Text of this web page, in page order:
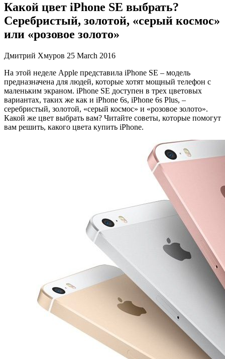
Какой цвет iPhone SE выбрать?
Серебристый, золотой, «серый космос»
или «розовое золото»
Дмитрий Хмуров 25 March 2016
На этой неделе Apple представила iPhone SE – модель
предназначена для людей, которые хотят мощный телефон с
маленьким экраном. iPhone SE доступен в трех цветовых
вариантах, таких же как и iPhone 6s, iPhone 6s Plus, –
серебристый, золотой, «серый космос» и «розовое золото».
Какой же цвет выбрать вам? Читайте советы, которые помогут
вам решить, какого цвета купить iPhone.